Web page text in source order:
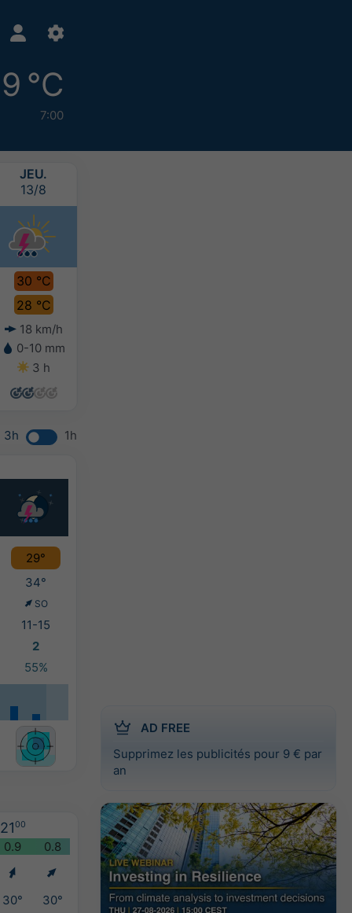
°C
7:00
AD FREE
Supprimez les publicités pour 9 € par
an
JEU.
13/8
30 °C
28 °C
18 km/h
0-10 mm
3 h
3h 1h
29°
34°
SO
11-15
2
55%
2100
0.9 0.8
30°
30°